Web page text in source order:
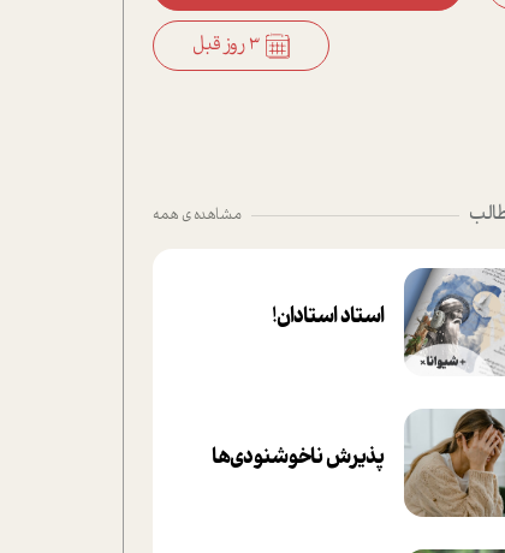
3 روز قبل
مشاهده ی همه
استاد استادان!
پذیرش ناخوشنودی‌ها